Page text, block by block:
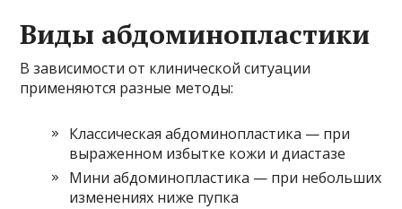
Виды абдоминопластики
В зависимости от клинической ситуации
применяются разные методы:
Классическая абдоминопластика — при
выраженном избытке кожи и диастазе
Мини абдоминопластика — при небольших
изменениях ниже пупка